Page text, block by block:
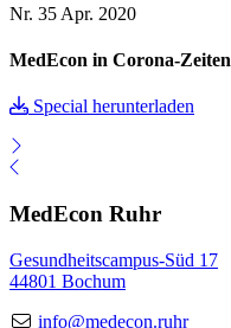
Nr. 35 Apr. 2020
MedEcon in Corona-Zeiten
Special herunterladen
MedEcon Ruhr
Gesundheitscampus-Süd 17
44801 Bochum
info@medecon.ruhr